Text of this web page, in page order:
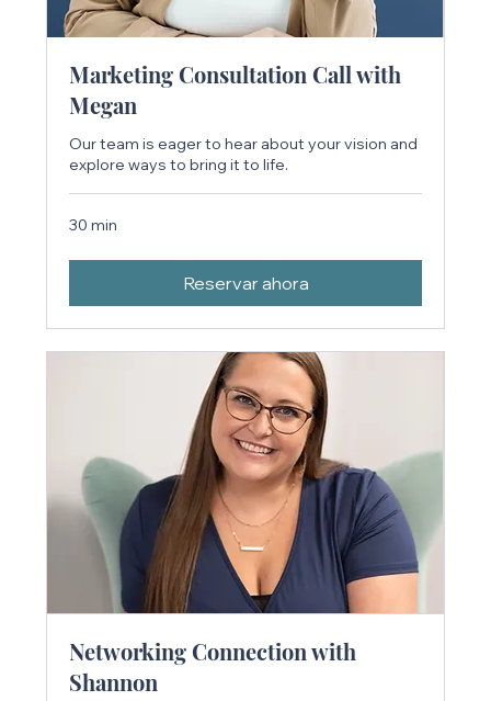
Marketing Consultation Call with
Megan
Our team is eager to hear about your vision and
explore ways to bring it to life.
30 min
Reservar ahora
Networking Connection with
Shannon